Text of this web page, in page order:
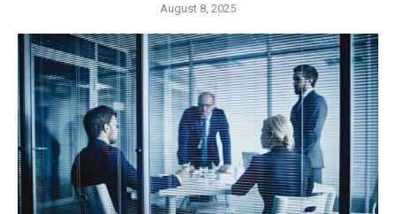
August 8, 2025